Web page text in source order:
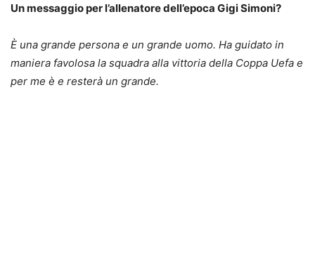
Un messaggio per l’allenatore dell’epoca Gigi Simoni?
È una grande persona e un grande uomo. Ha guidato in
maniera favolosa la squadra alla vittoria della Coppa Uefa e
per me è e resterà un grande.